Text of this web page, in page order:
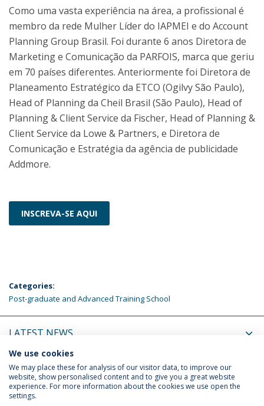
Como uma vasta experiência na área, a profissional é
membro da rede Mulher Líder do IAPMEI e do Account
Planning Group Brasil. Foi durante 6 anos Diretora de
Marketing e Comunicação da PARFOIS, marca que geriu
em 70 países diferentes. Anteriormente foi Diretora de
Planeamento Estratégico da ETCO (Ogilvy São Paulo),
Head of Planning da Cheil Brasil (São Paulo), Head of
Planning & Client Service da Fischer, Head of Planning &
Client Service da Lowe & Partners, e Diretora de
Comunicação e Estratégia da agência de publicidade
Addmore.
INSCREVA-SE AQUI
Categories:
Post-graduate and Advanced Training School
LATEST NEWS
UPCOMING EVENTS
Privacy Policy
We use cookies
We may place these for analysis of our visitor data, to improve our
website, show personalised content and to give you a great website
experience. For more information about the cookies we use open the
settings.